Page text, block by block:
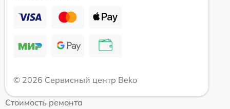
© 2026 Сервисный центр Beko
Стоимость ремонта